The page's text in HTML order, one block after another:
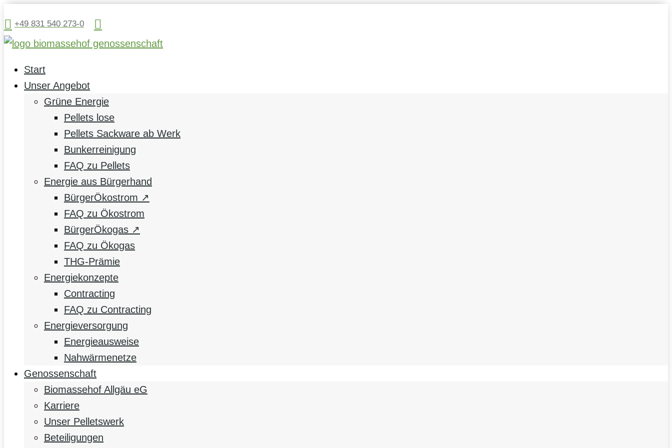
 +49 831 540 273-0 
Start
Unser Angebot
Grüne Energie
Pellets lose
Pellets Sackware ab Werk
Bunkerreinigung
FAQ zu Pellets
Energie aus Bürgerhand
BürgerÖkostrom ↗
FAQ zu Ökostrom
BürgerÖkogas ↗
FAQ zu Ökogas
THG-Prämie
Energiekonzepte
Contracting
FAQ zu Contracting
Energieversorgung
Energieausweise
Nahwärmenetze
Genossenschaft
Biomassehof Allgäu eG
Karriere
Unser Pelletswerk
Beteiligungen